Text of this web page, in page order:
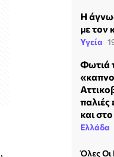
Η
με τον
Υγεία
Φωτιά
και
Ελλάδα
Όλες Οι